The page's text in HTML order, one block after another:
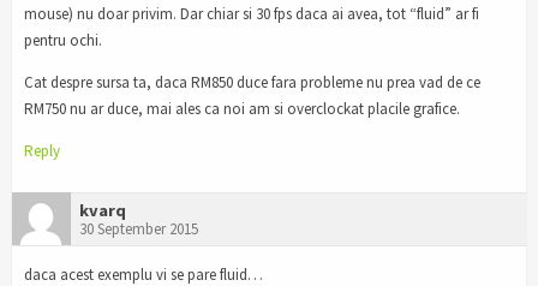
mouse) nu doar privim. Dar chiar si 30 fps daca ai avea, tot “fluid” ar fi
pentru ochi.
Cat despre sursa ta, daca RM850 duce fara probleme nu prea vad de ce
RM750 nu ar duce, mai ales ca noi am si overclockat placile grafice.
Reply
kvarq
30 September 2015
daca acest exemplu vi se pare fluid…